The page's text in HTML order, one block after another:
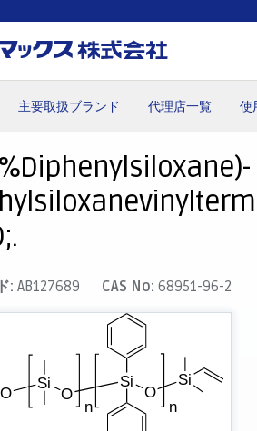
主要取扱ブランド 代理店一覧 使
:AB127689 CAS No:68951-96-2